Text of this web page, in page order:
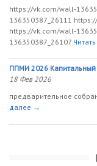
https://vk.com/wall-
136350387_26111
https://vk.com/wall-
136350387_26107
ППМИ 2026
18 Фев 2026
предварительное
далее →